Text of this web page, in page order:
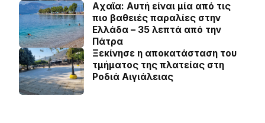
Aχαϊα: Αυτή είναι μία από τις
πιο βαθειές παραλίες στην
Ελλάδα – 35 λεπτά από την
Πάτρα
Ξεκίνησε η αποκατάσταση του
τμήματος της πλατείας στη
Ροδιά Αιγιάλειας